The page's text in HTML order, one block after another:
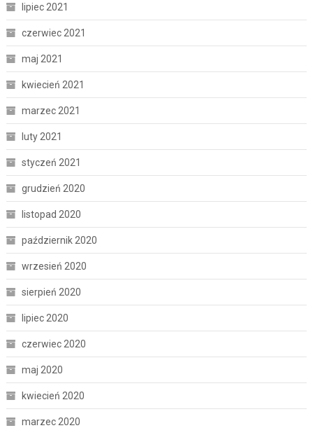
lipiec 2021
czerwiec 2021
maj 2021
kwiecień 2021
marzec 2021
luty 2021
styczeń 2021
grudzień 2020
listopad 2020
październik 2020
wrzesień 2020
sierpień 2020
lipiec 2020
czerwiec 2020
maj 2020
kwiecień 2020
marzec 2020